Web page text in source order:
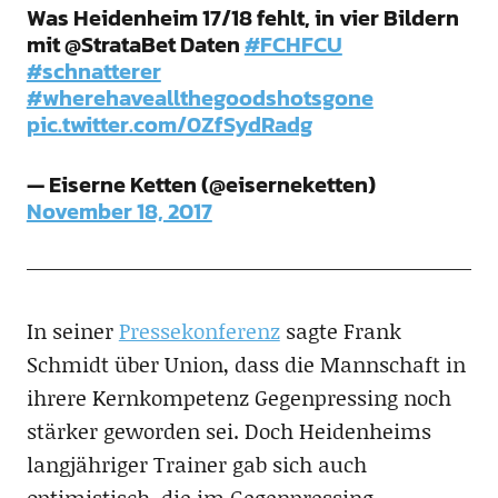
Was Heidenheim 17/18 fehlt, in vier Bildern
mit @StrataBet Daten#FCHFCU
#schnatterer
#wherehaveallthegoodshotsgone
pic.twitter.com/0ZfSydRadg
— Eiserne Ketten (@eiserneketten)
November 18, 2017
In seinerPressekonferenzsagte Frank
Schmidt über Union, dass die Mannschaft in
ihrere Kernkompetenz Gegenpressing noch
stärker geworden sei. Doch Heidenheims
langjähriger Trainer gab sich auch